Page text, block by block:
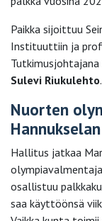
Paikka sijoittuu
Instituuttiin ja
Sulevi Riukulehto.
Nuorten
Hallitus jatkaa
osallistuu
saa käyttöönsä